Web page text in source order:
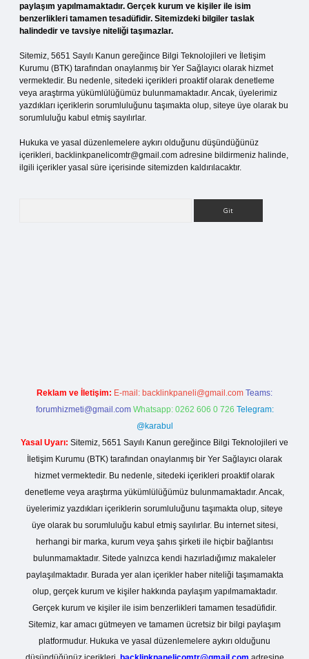
paylaşım yapılmamaktadır. Gerçek kurum ve kişiler ile isim
benzerlikleri tamamen tesadüfidir. Sitemizdeki bilgiler taslak
halindedir ve tavsiye niteliği taşımazlar.
Sitemiz, 5651 Sayılı Kanun gereğince Bilgi Teknolojileri ve İletişim
Kurumu (BTK) tarafından onaylanmış bir Yer Sağlayıcı olarak hizmet
vermektedir. Bu nedenle, sitedeki içerikleri proaktif olarak denetleme
veya araştırma yükümlülüğümüz bulunmamaktadır. Ancak, üyelerimiz
yazdıkları içeriklerin sorumluluğunu taşımakta olup, siteye üye olarak bu
sorumluluğu kabul etmiş sayılırlar.
Hukuka ve yasal düzenlemelere aykırı olduğunu düşündüğünüz
içerikleri, backlinkpanelicomtr@gmail.com adresine bildirmeniz halinde,
ilgili içerikler yasal süre içerisinde sitemizden kaldırılacaktır.
Reklam ve İletişim: E-mail: backlinkpaneli@gmail.com Teams:
forumhizmeti@gmail.com Whatsapp: 0262 606 0 726 Telegram:
@karabul
Yasal Uyarı: Sitemiz, 5651 Sayılı Kanun gereğince Bilgi Teknolojileri ve
İletişim Kurumu (BTK) tarafından onaylanmış bir Yer Sağlayıcı olarak
hizmet vermektedir. Bu nedenle, sitedeki içerikleri proaktif olarak
denetleme veya araştırma yükümlülüğümüz bulunmamaktadır. Ancak,
üyelerimiz yazdıkları içeriklerin sorumluluğunu taşımakta olup, siteye
üye olarak bu sorumluluğu kabul etmiş sayılırlar. Bu internet sitesi,
herhangi bir marka, kurum veya şahıs şirketi ile hiçbir bağlantısı
bulunmamaktadır. Sitede yalnızca kendi hazırladığımız makaleler
paylaşılmaktadır. Burada yer alan içerikler haber niteliği taşımamakta
olup, gerçek kurum ve kişiler hakkında paylaşım yapılmamaktadır.
Gerçek kurum ve kişiler ile isim benzerlikleri tamamen tesadüfidir.
Sitemiz, kar amacı gütmeyen ve tamamen ücretsiz bir bilgi paylaşım
platformudur. Hukuka ve yasal düzenlemelere aykırı olduğunu